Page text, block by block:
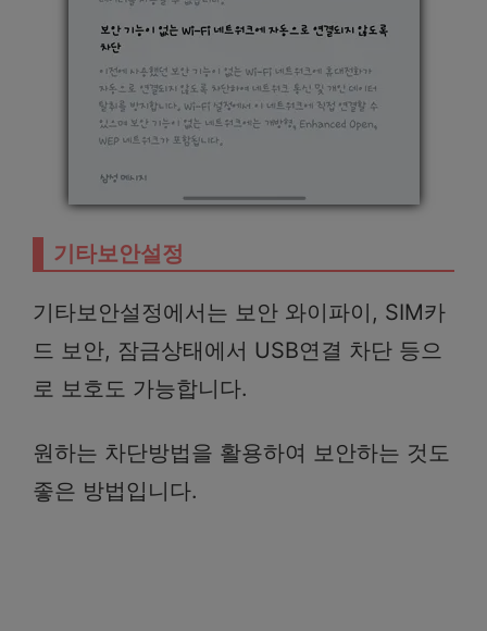
기타보안설정
기타보안설정에서는 보안 와이파이, SIM카
드 보안, 잠금상태에서 USB연결 차단 등으
로 보호도 가능합니다.
원하는 차단방법을 활용하여 보안하는 것도
좋은 방법입니다.